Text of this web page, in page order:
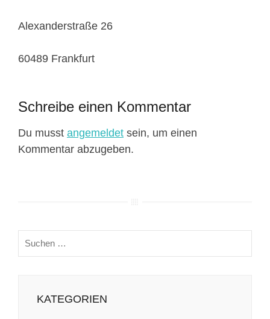
Alexanderstraße 26
60489 Frankfurt
Schreibe einen Kommentar
Du musst angemeldet sein, um einen
Kommentar abzugeben.
nach:
KATEGORIEN